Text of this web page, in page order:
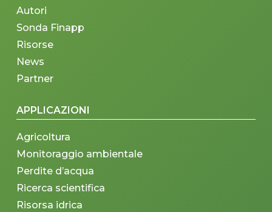
Autori
Sonda Finapp
Risorse
News
Partner
APPLICAZIONI
Agricoltura
Monitoraggio ambientale
Perdite d’acqua
Ricerca scientifica
Risorsa idrica